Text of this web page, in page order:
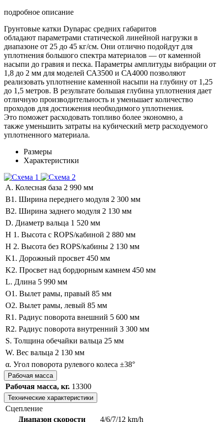
подробное описание
Грунтовые катки Dynapac средних габаритов
обладают параметрами статической линейной нагрузки в
диапазоне от 25 до 45 кг/см. Они отлично подойдут для
уплотнения большого спектра материалов — от каменной
насыпи до гравия и песка. Параметры амплитуды вибрации от
1,8 до 2 мм для моделей СА3500 и СА4000 позволяют
реализовать уплотнение каменной насыпи на глубину от 1,25
до 1,5 метров. В результате большая глубина уплотнения дает
отличную производительность и уменьшает количество
проходов для достижения необходимого уплотнения.
Это поможет расходовать топливо более экономно, а
также уменьшить затраты на кубический метр расходуемого
уплотненного материала.
Размеры
Характеристики
A. Колесная база 2 990 мм
B1. Ширина переднего модуля 2 300 мм
B2. Ширина заднего модуля 2 130 мм
D. Диаметр вальца 1 520 мм
H 1. Высота с ROPS/кабиной 2 880 мм
H 2. Высота без ROPS/кабины 2 130 мм
K1. Дорожный просвет 450 мм
K2. Просвет над бордюрным камнем 450 мм
L. Длина 5 990 мм
O1. Вылет рамы, правый 85 мм
O2. Вылет рамы, левый 85 мм
R1. Радиус поворота внешний 5 600 мм
R2. Радиус поворота внутренний 3 300 мм
S. Толщина обечайки вальца 25 мм
W. Вес вальца 2 130 мм
α. Угол поворота рулевого колеса ±38°
Рабочая масса
Рабочая масса, кг. 13300
Технические характеристики
Сцепление
Диапазон скорости
4/6/7/12 km/h